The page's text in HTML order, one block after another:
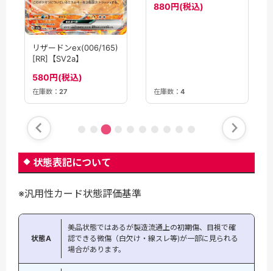
リザードンex(006/165)
[RR]【SV2a】
580円(税込)
在庫数： 27
880円(税込)
在庫数： 4
状態表記について
※汎用性カード状態評価基準
状態A
美品状態ではあるが製造流通上の初期傷、目視で確
認できる微傷（白欠け・線スレ等)が一部に見られる
場合があります。